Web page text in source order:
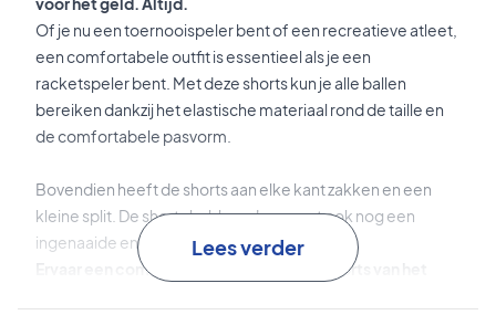
Of je nu een toernooispeler bent of een recreatieve atleet,
een comfortabele outfit is essentieel als je een
racketspeler bent. Met deze shorts kun je alle ballen
bereiken dankzij het elastische materiaal rond de taille en
de comfortabele pasvorm.
Bovendien heeft de shorts aan elke kant zakken en een
kleine split. De shorts hebben daarnaast ook nog een
ingenaaide en rekbare binnenbroek.
Ervaar een comfortabele pasvorm met shorts van het
Lees verder